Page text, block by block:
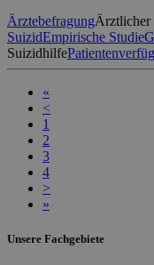
ÄrztebefragungÄrztlicher
SuizidEmpirische Studie
Suizidhilfe
«
<
1
2
3
4
>
»
Unsere Fachgebiete